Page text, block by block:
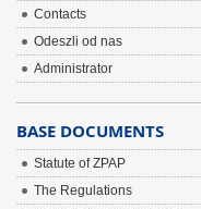
Contacts
Odeszli od nas
Administrator
BASE DOCUMENTS
Statute of ZPAP
The Regulations